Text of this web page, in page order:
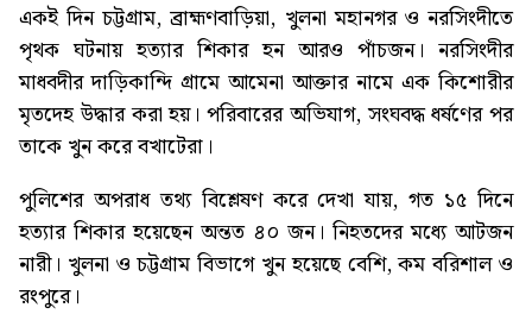
একই দিন চট্টগ্রাম, ব্রাহ্মণবাড়িয়া, খুলনা মহানগর ও নরসিংদীতে
পৃথক ঘটনায় হত্যার শিকার হন আরও পাঁচজন। নরসিংদীর
মাধবদীর দাড়িকান্দি গ্রামে আমেনা আক্তার নামে এক কিশোরীর
মৃতদেহ উদ্ধার করা হয়। পরিবারের অভিযাগ, সংঘবদ্ধ ধর্ষণের পর
তাকে খুন করে বখাটেরা।
পুলিশের অপরাধ তথ্য বিশ্লেষণ করে দেখা যায়, গত ১৫ দিনে
হত্যার শিকার হয়েছেন অন্তত ৪০ জন। নিহতদের মধ্যে আটজন
নারী। খুলনা ও চট্টগ্রাম বিভাগে খুন হয়েছে বেশি, কম বরিশাল ও
রংপুরে।